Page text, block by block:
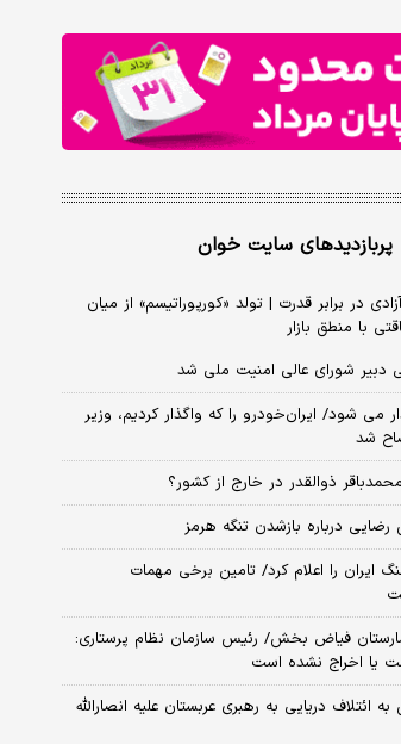
پربازدیدهای سایت خوان
در برابر قدرت | تولد «کورپوراتیسم» از میان
با منطق بازار
شورای عالی امنیت ملی شد
می شود/ ایران‌خودرو را که واگذار کردیم، وزیر
شد
ذوالقدر در خارج از کشور؟
درباره بازشدن تنگه هرمز
ایران را اعلام کرد/ تامین برخی مهمات
فیاض بخش/ رئیس سازمان نظام پرستاری:
یا اخراج نشده است
ائتلاف دریایی به رهبری عربستان علیه انصارالله